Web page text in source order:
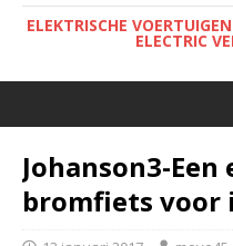
ELEKTRISCHE
ELECTRIC
Johanson3-
bromfiets voor